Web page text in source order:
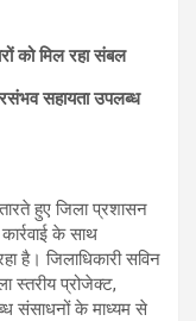
को मिल रहा संबल
सहायता उपलब्ध
हुए जिला प्रशासन
के साथ
है। जिलाधिकारी सविन
स्तरीय प्रोजेक्ट,
संसाधनों के माध्यम से